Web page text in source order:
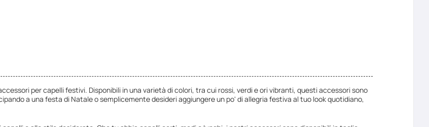
per capelli festivi. Disponibili in una varietà di colori, tra cui rossi, verdi e ori vibranti, questi accessori sono
a una festa di Natale o semplicemente desideri aggiungere un po' di allegria festiva al tuo look quotidiano,